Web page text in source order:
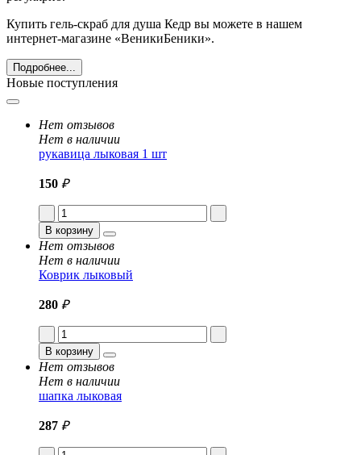
Купить гель-скраб для душа Кедр вы можете в нашем
интернет-магазине «ВеникиБеники».
Подробнее...
Новые поступления
Нет отзывов
Нет в наличии
рукавица лыковая 1 шт
150 ₽
В корзину
Нет отзывов
Нет в наличии
Коврик лыковый
280 ₽
В корзину
Нет отзывов
Нет в наличии
шапка лыковая
287 ₽